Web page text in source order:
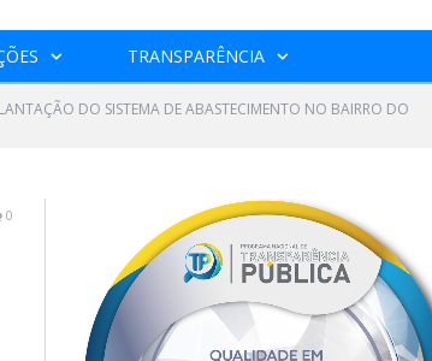
TRANSPARÊNCIA
DO SISTEMA DE ABASTECIMENTO NO BAIRRO DO
0